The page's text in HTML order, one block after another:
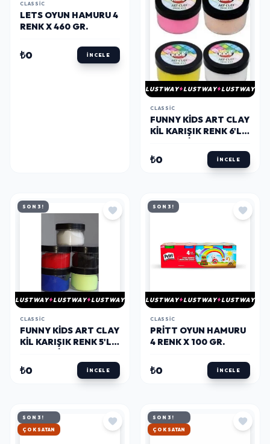
CLASSIC
LETS OYUN HAMURU 4
RENK X 460 GR.
₺0 İNCELE
LUSTWAY LUSTWAY LUSTWAY
CLASSIC
FUNNY KIDS ART CLAY
KIL KARIŞIK RENK 6'LI
₺0 İNCELE
SON 3!
LUSTWAY LUSTWAY LUSTWAY
CLASSIC
FUNNY KIDS ART CLAY
KIL KARIŞIK RENK 5'LI
₺0 İNCELE
SON 3!
LUSTWAY LUSTWAY LUSTWAY
CLASSIC
PRITT OYUN HAMURU
4 RENK X 100 GR.
₺0 İNCELE
SON 3!
HIZLI KARGO
SON 3!
HIZLI KARGO